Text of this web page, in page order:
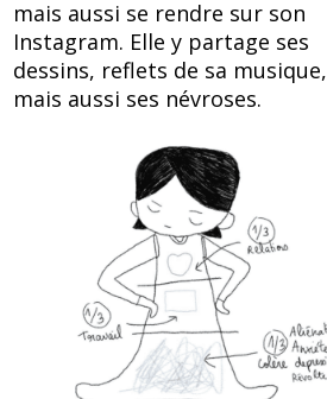
mais aussi se rendre sur son
Instagram. Elle y partage ses
dessins, reflets de sa musique,
mais aussi ses névroses.